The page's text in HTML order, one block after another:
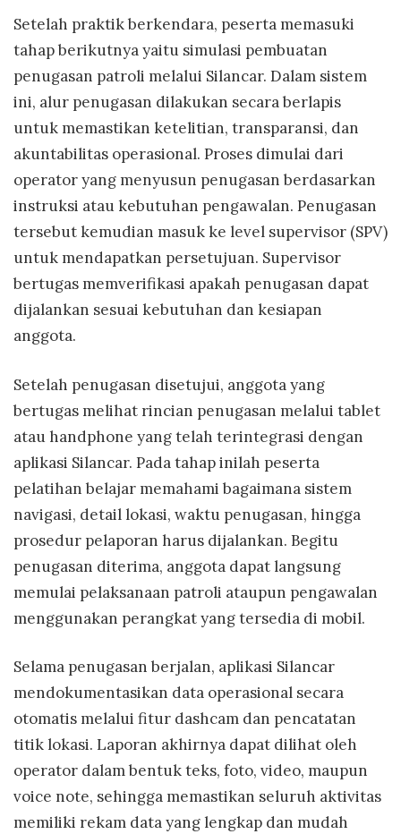
Setelah praktik berkendara, peserta memasuki
tahap berikutnya yaitu simulasi pembuatan
penugasan patroli melalui Silancar. Dalam sistem
ini, alur penugasan dilakukan secara berlapis
untuk memastikan ketelitian, transparansi, dan
akuntabilitas operasional. Proses dimulai dari
operator yang menyusun penugasan berdasarkan
instruksi atau kebutuhan pengawalan. Penugasan
tersebut kemudian masuk ke level supervisor (SPV)
untuk mendapatkan persetujuan. Supervisor
bertugas memverifikasi apakah penugasan dapat
dijalankan sesuai kebutuhan dan kesiapan
anggota.
Setelah penugasan disetujui, anggota yang
bertugas melihat rincian penugasan melalui tablet
atau handphone yang telah terintegrasi dengan
aplikasi Silancar. Pada tahap inilah peserta
pelatihan belajar memahami bagaimana sistem
navigasi, detail lokasi, waktu penugasan, hingga
prosedur pelaporan harus dijalankan. Begitu
penugasan diterima, anggota dapat langsung
memulai pelaksanaan patroli ataupun pengawalan
menggunakan perangkat yang tersedia di mobil.
Selama penugasan berjalan, aplikasi Silancar
mendokumentasikan data operasional secara
otomatis melalui fitur dashcam dan pencatatan
titik lokasi. Laporan akhirnya dapat dilihat oleh
operator dalam bentuk teks, foto, video, maupun
voice note, sehingga memastikan seluruh aktivitas
memiliki rekam data yang lengkap dan mudah